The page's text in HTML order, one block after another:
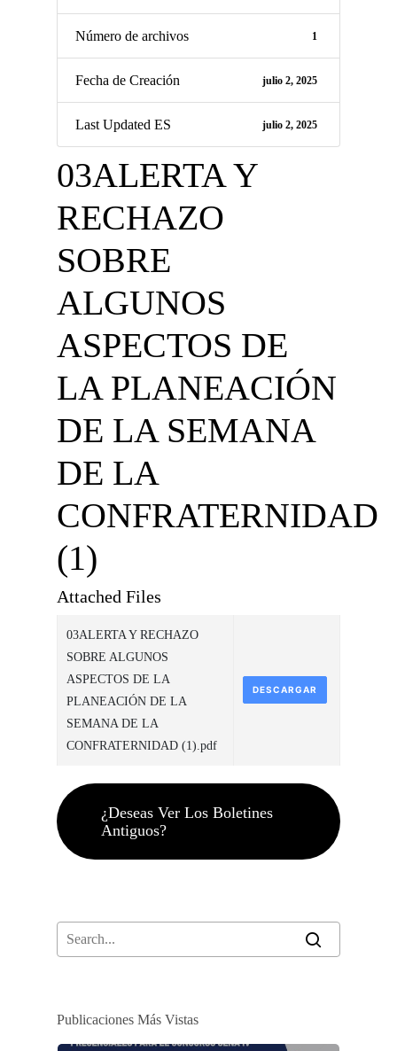
Número de archivos 1
Fecha de Creación julio 2, 2025
Last Updated ES julio 2, 2025
03ALERTA Y
RECHAZO
SOBRE
ALGUNOS
ASPECTOS DE
LA PLANEACIÓN
DE LA SEMANA
DE LA
CONFRATERNIDAD
(1)
Attached Files
03ALERTA Y RECHAZO
SOBRE ALGUNOS
ASPECTOS DE LA
PLANEACIÓN DE LA
SEMANA DE LA
CONFRATERNIDAD (1).pdf
DESCARGAR
¿Deseas Ver Los Boletines
Antiguos?
Publicaciones Más Vistas